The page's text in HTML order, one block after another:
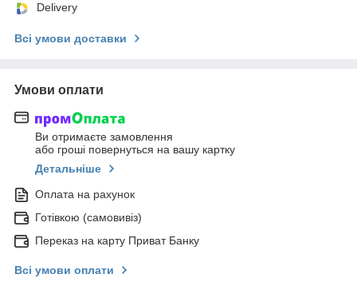
Delivery
Всі умови доставки
Умови оплати
Ви отримаєте замовлення
або гроші повернуться на вашу картку
Детальніше
Оплата на рахунок
Готівкою (самовивіз)
Переказ на карту Приват Банку
Всі умови оплати